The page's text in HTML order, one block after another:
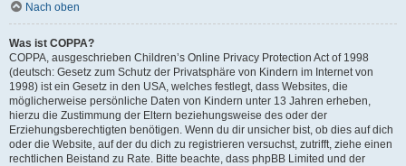
Nach oben
Was ist COPPA?
COPPA, ausgeschrieben Children’s Online Privacy Protection Act of 1998
(deutsch: Gesetz zum Schutz der Privatsphäre von Kindern im Internet von
1998) ist ein Gesetz in den USA, welches festlegt, dass Websites, die
möglicherweise persönliche Daten von Kindern unter 13 Jahren erheben,
hierzu die Zustimmung der Eltern beziehungsweise des oder der
Erziehungsberechtigten benötigen. Wenn du dir unsicher bist, ob dies auf dich
oder die Website, auf der du dich zu registrieren versuchst, zutrifft, ziehe einen
rechtlichen Beistand zu Rate. Bitte beachte, dass phpBB Limited und der